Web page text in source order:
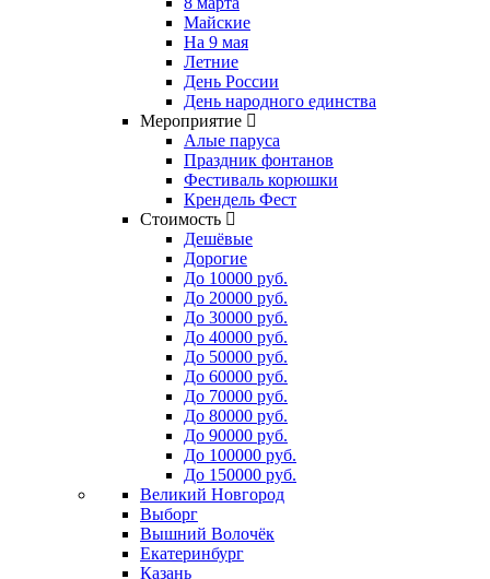
Майские
На 9 мая
Летние
День России
День народного единства
Мероприятие
Алые паруса
Праздник фонтанов
Фестиваль корюшки
Крендель Фест
Стоимость
Дешёвые
Дорогие
До 10000 руб.
До 20000 руб.
До 30000 руб.
До 40000 руб.
До 50000 руб.
До 60000 руб.
До 70000 руб.
До 80000 руб.
До 90000 руб.
До 100000 руб.
До 150000 руб.
Великий Новгород
Выборг
Вышний Волочёк
Екатеринбург
Казань